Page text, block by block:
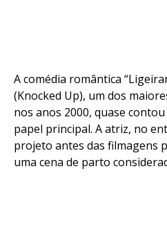
A comédia romântica
(Knocked Up), um dos
nos anos 2000, quase
papel principal. A atriz, no
projeto antes das filmagens
uma cena de parto